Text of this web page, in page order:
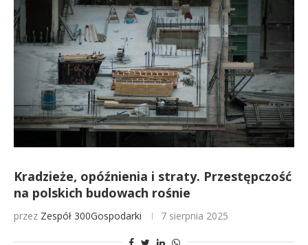
Kradzieże, opóźnienia i straty. Przestępczość
na polskich budowach rośnie
przez Zespół 300Gospodarki 7 sierpnia 2025